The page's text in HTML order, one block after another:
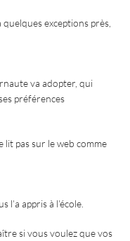
quelques exceptions près,
va adopter, qui
préférences
lit pas sur le web comme
l’a appris à l’école.
si vous voulez que vos